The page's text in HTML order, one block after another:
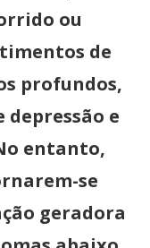
ou
de
profundos,
depressão e
entanto,
se
geradora